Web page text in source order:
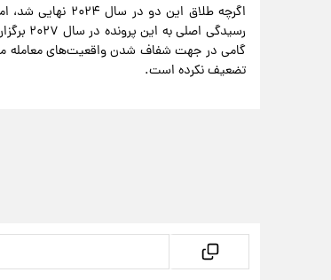
اگرچه طلاق این
گامی در جهت شفاف شدن واقعیت‌های معامله
تضعیف نکرده است.